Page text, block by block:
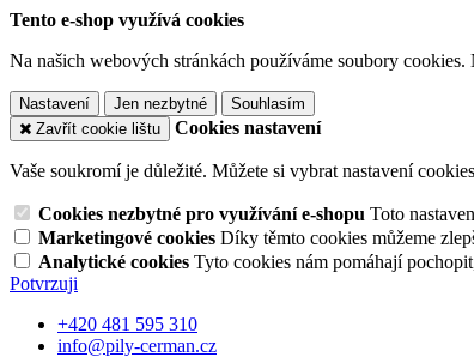
Tento e-shop využívá cookies
Na našich webových stránkách používáme soubory
Nastavení Jen nezbytné
Souhlasím
Zavřít cookie lištu
Cookies nastavení
Vaše soukromí je důležité. Můžete si vybrat nastavení
Cookies nezbytné pro využívání e-shopu Toto
Marketingové cookies Díky těmto cookies můžeme
Analytické cookies Tyto cookies nám pomáhají
Potvrzuji
+420 481 595 310
info@pily-cerman.cz